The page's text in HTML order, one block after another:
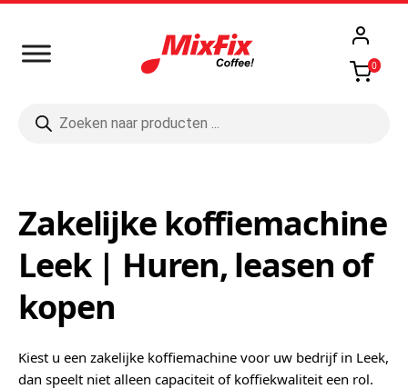
0
zoeken
Zakelijke koffiemachine
Leek | Huren, leasen of
kopen
Kiest u een zakelijke koffiemachine voor uw bedrijf in Leek,
dan speelt niet alleen capaciteit of koffiekwaliteit een rol.